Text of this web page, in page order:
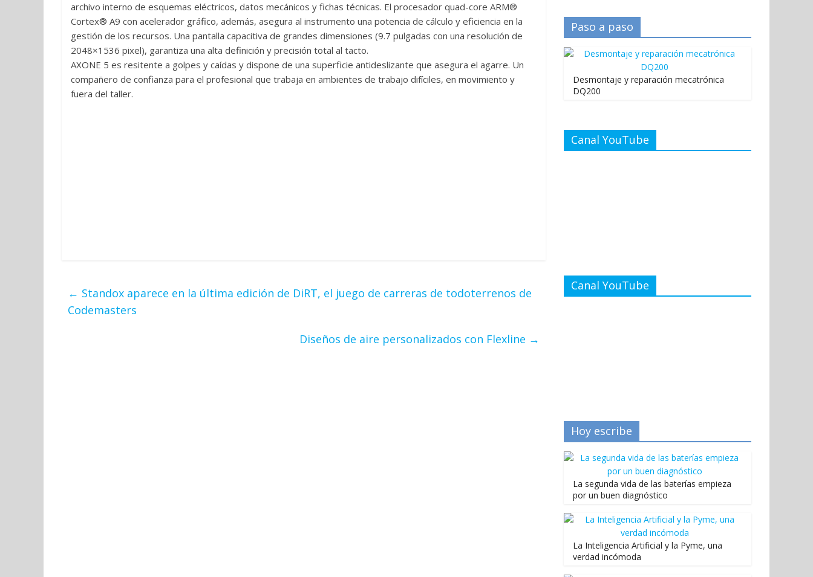
archivo interno de esquemas eléctricos, datos mecánicos y fichas técnicas. El procesador quad-core ARM®
Cortex® A9 con acelerador gráfico, además, asegura al instrumento una potencia de cálculo y eficiencia en la
gestión de los recursos. Una pantalla capacitiva de grandes dimensiones (9.7 pulgadas con una resolución de
2048×1536 pixel), garantiza una alta definición y precisión total al tacto.
AXONE 5 es resitente a golpes y caídas y dispone de una superficie antideslizante que asegura el agarre. Un
compañero de confianza para el profesional que trabaja en ambientes de trabajo difíciles, en movimiento y
fuera del taller.
← Standox aparece en la última edición de DiRT, el juego de carreras de todoterrenos de
Codemasters
Diseños de aire personalizados con Flexline →
Paso a paso
Desmontaje y reparación mecatrónica
DQ200
Canal YouTube
Canal YouTube
Hoy escribe
La segunda vida de las baterías empieza
por un buen diagnóstico
La Inteligencia Artificial y la Pyme, una
verdad incómoda